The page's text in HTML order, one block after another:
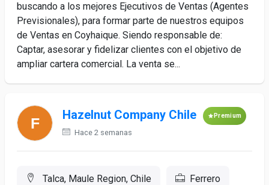
buscando a los mejores Ejecutivos de Ventas (Agentes
Previsionales), para formar parte de nuestros equipos
de Ventas en Coyhaique. Siendo responsable de:
Captar, asesorar y fidelizar clientes con el objetivo de
ampliar cartera comercial. La venta se...
Hazelnut Company Chile Premium
Hace 2 semanas
Talca, Maule Region, Chile Ferrero